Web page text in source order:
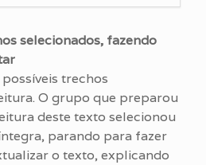
selecionados, fazendo
trechos
O grupo que preparou
deste texto selecionou
parando para fazer
o texto, explicando